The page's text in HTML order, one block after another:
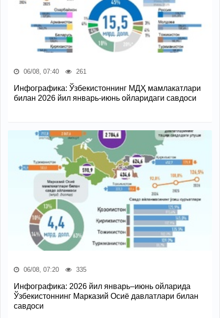
06/08, 07:40 261
Инфографика: Ўзбекистоннинг МДҲ мамлакатлари
билан 2026 йил январь-июнь ойларидаги савдоси
06/08, 07:20 335
Инфографика: 2026 йил январь–июнь ойларида
Ўзбекистоннинг Марказий Осиё давлатлари билан
савдоси